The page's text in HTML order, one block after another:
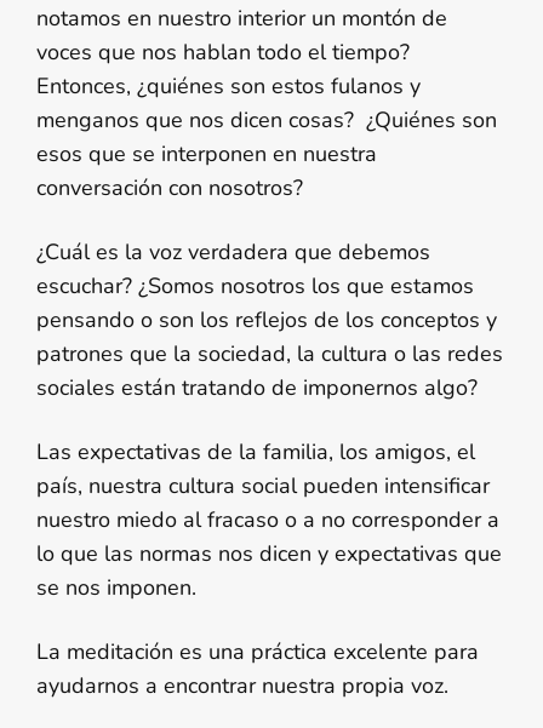
notamos en nuestro interior un montón de
voces que nos hablan todo el tiempo?
Entonces, ¿quiénes son estos fulanos y
menganos que nos dicen cosas? ¿Quiénes son
esos que se interponen en nuestra
conversación con nosotros?
¿Cuál es la voz verdadera que debemos
escuchar? ¿Somos nosotros los que estamos
pensando o son los reflejos de los conceptos y
patrones que la sociedad, la cultura o las redes
sociales están tratando de imponernos algo?
Las expectativas de la familia, los amigos, el
país, nuestra cultura social pueden intensificar
nuestro miedo al fracaso o a no corresponder a
lo que las normas nos dicen y expectativas que
se nos imponen.
La meditación es una práctica excelente para
ayudarnos a encontrar nuestra propia voz.